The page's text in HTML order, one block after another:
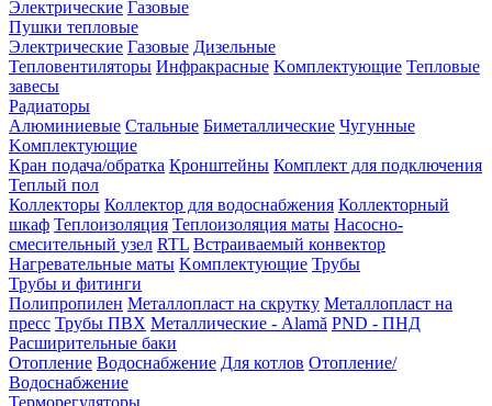
Электрические Газовые
Пушки тепловые
Электрические Газовые Дизельные
Тепловентиляторы Инфракрасные Kомплектующие Тепловые
завесы
Радиаторы
Алюминиевые Стальные Биметаллические Чугунные
Kомплектующие
Кран подача/обратка Кронштейны Комплект для подключения
Теплый пол
Коллекторы Коллектор для водоснабжения Коллекторный
шкаф Теплоизоляция Теплоизоляция маты Насосно-
смесительный узел RTL Встраиваемый конвектор
Нагревательные маты Kомплектующие Трубы
Трубы и фитинги
Полипропилен Металлопласт на скрутку Металлопласт на
пресс Трубы ПВХ Металлические - Alamă PND - ПНД
Расширительные баки
Отопление Водоснабжение Для котлов Отопление/
Водоснабжение
Терморегуляторы